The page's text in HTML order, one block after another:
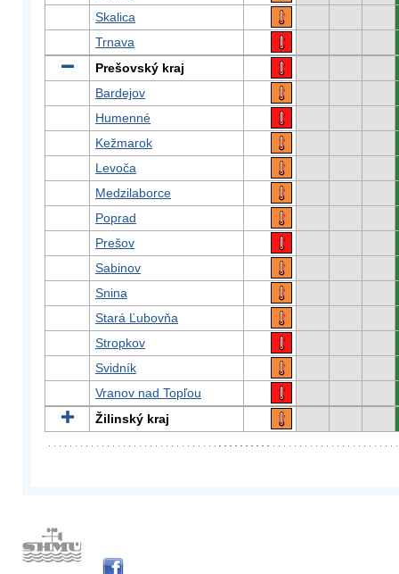
Skalica
Trnava
Prešovský kraj
Bardejov
Humenné
Kežmarok
Levoča
Medzilaborce
Poprad
Prešov
Sabinov
Snina
Stará Ľubovňa
Stropkov
Svidník
Vranov nad Topľou
Žilinský kraj